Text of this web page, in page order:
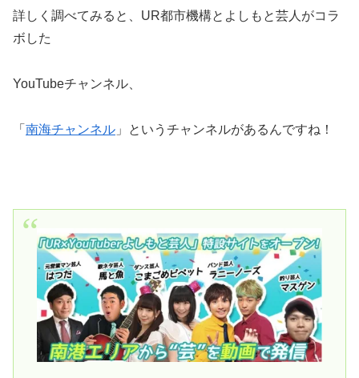
詳しく調べてみると、UR都市機構とよしもと芸人がコラ
ボした
YouTubeチャンネル、
「 南海チャンネル 」というチャンネルがあるんですね！